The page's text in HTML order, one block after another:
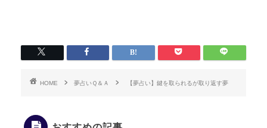
HOME 夢占いＱ＆Ａ 【夢占い】鍵を取られるが取り返す夢